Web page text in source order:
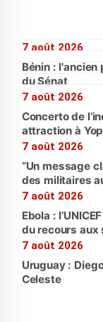
7 août 2026
Bénin :
du Sénat
7 août 2026
Concerto de
attraction à
7 août 2026
“Un message
des militaires
7 août 2026
Ebola :
du recours aux
7 août 2026
Uruguay :
Celeste